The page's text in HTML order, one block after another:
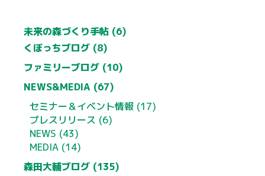
未来の森づくり手帖 (6)
くぼっちブログ (8)
ファミリーブログ (10)
NEWS&MEDIA (67)
セミナー＆イベント情報 (17)
プレスリリース (6)
NEWS (43)
MEDIA (14)
森田大輔ブログ (135)